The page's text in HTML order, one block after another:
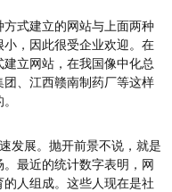
式建立的网站与上面两种
，因此很受企业欢迎。在
立网站，在我国像中化总
、江西赣南制药厂等这样
发展。抛开前景不说，就是
最近的统计数字表明，网
人组成。这些人现在是社